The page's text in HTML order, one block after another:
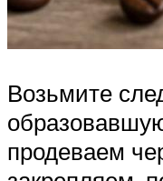
Возьмите
продеваем